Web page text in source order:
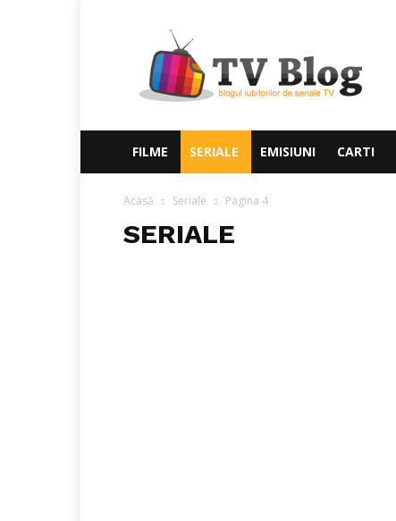
TvBlog
FILME SERIALE EMISIUNI CARTI
Acasă Seriale Pagina 4
SERIALE